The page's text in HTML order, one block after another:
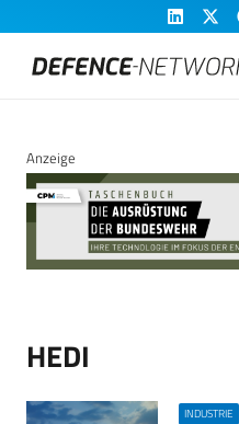
Anzeige
HEDI
INDUSTRIE